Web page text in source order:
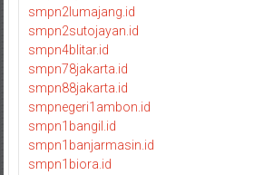
smpn2lumajang.id
smpn2sutojayan.id
smpn4blitar.id
smpn78jakarta.id
smpn88jakarta.id
smpnegeri1ambon.id
smpn1bangil.id
smpn1banjarmasin.id
smpn1biora.id